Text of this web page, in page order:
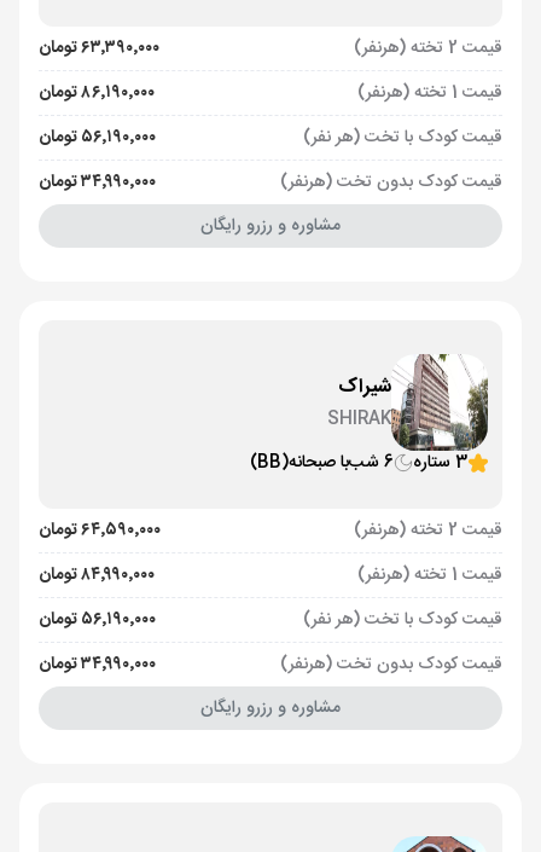
قیمت 2 تخته (هرنفر)
۶۳٬۳۹۰٬۰۰۰ تومان
قیمت 1 تخته (هرنفر)
۸۶٬۱۹۰٬۰۰۰ تومان
قیمت کودک با تخت (هر نفر)
۵۶٬۱۹۰٬۰۰۰ تومان
قیمت کودک بدون تخت (هرنفر)
۳۴٬۹۹۰٬۰۰۰ تومان
مشاوره و رزرو رایگان
شیراک
SHIRAK
3 ستاره
6 شب با صبحانه(BB)
قیمت 2 تخته (هرنفر)
۶۴٬۵۹۰٬۰۰۰ تومان
قیمت 1 تخته (هرنفر)
۸۴٬۹۹۰٬۰۰۰ تومان
قیمت کودک با تخت (هر نفر)
۵۶٬۱۹۰٬۰۰۰ تومان
قیمت کودک بدون تخت (هرنفر)
۳۴٬۹۹۰٬۰۰۰ تومان
مشاوره و رزرو رایگان